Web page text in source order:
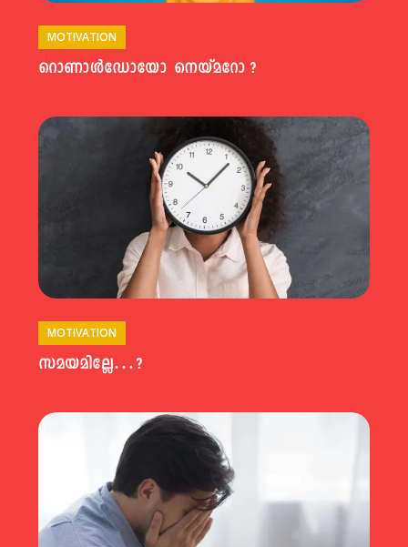
MOTIVATION
റൊണാൾഡോയോ നെയ്മറോ ?
MOTIVATION
സമയമില്ലേ…?